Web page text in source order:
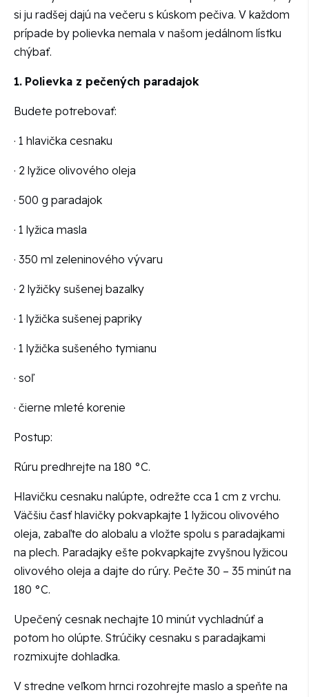
si ju radšej dajú na večeru s kúskom pečiva. V každom
prípade by polievka nemala v našom jedálnom lístku
chýbať.
1. Polievka z pečených paradajok
Budete potrebovať:
· 1 hlavička cesnaku
· 2 lyžice olivového oleja
· 500 g paradajok
· 1 lyžica masla
· 350 ml zeleninového vývaru
· 2 lyžičky sušenej bazalky
· 1 lyžička sušenej papriky
· 1 lyžička sušeného tymianu
· soľ
· čierne mleté korenie
Postup:
Rúru predhrejte na 180 °C.
Hlavičku cesnaku nalúpte, odrežte cca 1 cm z vrchu.
Väčšiu časť hlavičky pokvapkajte 1 lyžicou olivového
oleja, zabaľte do alobalu a vložte spolu s paradajkami
na plech. Paradajky ešte pokvapkajte zvyšnou lyžicou
olivového oleja a dajte do rúry. Pečte 30 – 35 minút na
180 °C.
Upečený cesnak nechajte 10 minút vychladnúť a
potom ho olúpte. Strúčiky cesnaku s paradajkami
rozmixujte dohladka.
V stredne veľkom hrnci rozohrejte maslo a speňte na